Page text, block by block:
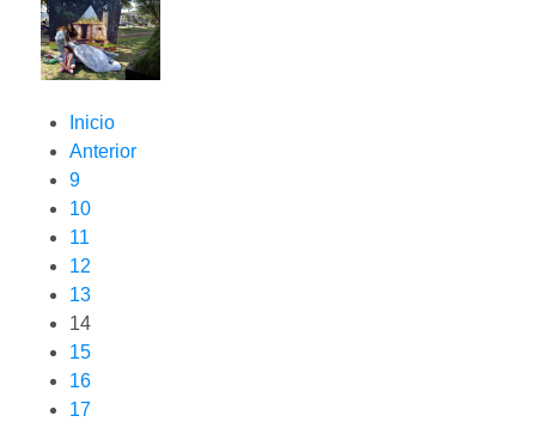
Inicio
Anterior
9
10
11
12
13
14
15
16
17